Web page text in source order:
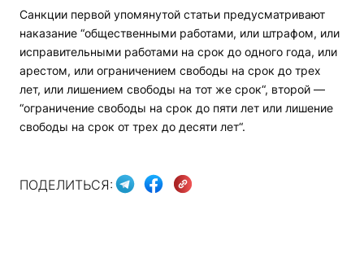
Санкции первой упомянутой статьи предусматривают
наказание “общественными работами, или штрафом, или
исправительными работами на срок до одного года, или
арестом, или ограничением свободы на срок до трех
лет, или лишением свободы на тот же срок“, второй —
“ограничение свободы на срок до пяти лет или лишение
свободы на срок от трех до десяти лет“.
ПОДЕЛИТЬСЯ: